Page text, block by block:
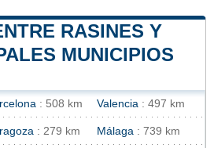
RASINES Y
MUNICIPIOS
: 508 km Valencia : 497 km
: 279 km Málaga : 739 km